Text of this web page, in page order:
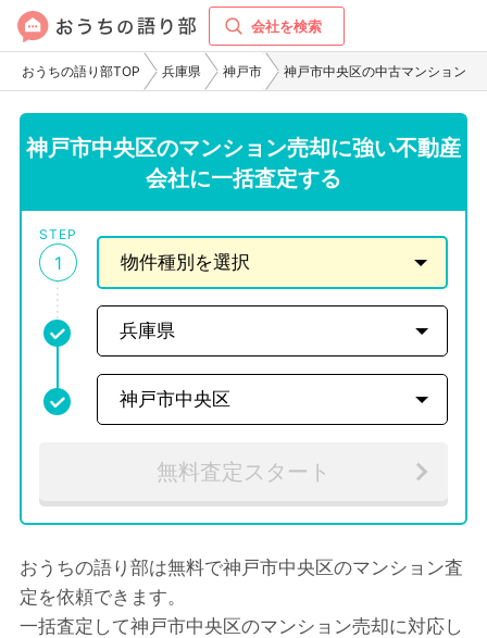
会社を検索
おうちの語り部TOP 兵庫県 神戸市 神戸市中央区の中古マンション
神戸市中央区のマンション売却に強い不動産
会社に一括査定する
STEP
1
無料査定スタート
おうちの語り部は無料で神戸市中央区のマンション査
定を依頼できます。
一括査定して神戸市中央区のマンション売却に対応し